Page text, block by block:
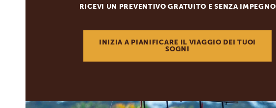
RICEVI UN PREVENTIVO GRATUITO E SENZA IMPEGNO
INIZIA A PIANIFICARE IL VIAGGIO DEI TUOI
SOGNI